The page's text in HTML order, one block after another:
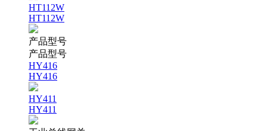
HT112W
HT112W
产品型号
产品型号
HY416
HY416
HY411
HY411